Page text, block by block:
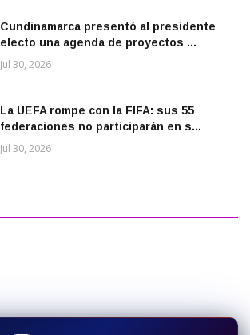
Cundinamarca presentó al presidente
electo una agenda de proyectos ...
Jul 30, 2026
La UEFA rompe con la FIFA: sus 55
federaciones no participarán en s...
Jul 30, 2026